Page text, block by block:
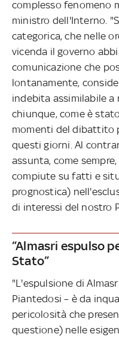
complesso fenomeno
ministro dell'Interno.
categorica, che nelle
vicenda il governo
comunicazione che
lontanamente,
indebita assimilabile
chiunque, come è
momenti del dibattito
questi giorni. Al
assunta, come
compiute su fatti e
prognostica)
di interessi del nostro
“Almasri espulso
Stato”
"L'espulsione di
Piantedosi – è da
pericolosità che
questione) nelle